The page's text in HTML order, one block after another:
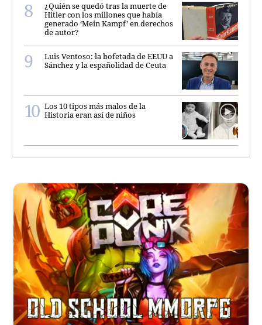
¿Quién se quedó tras la muerte de
Hitler con los millones que había
generado ‘Mein Kampf’ en derechos
de autor?
Luis Ventoso: la bofetada de EEUU a
Sánchez y la españolidad de Ceuta
Los 10 tipos más malos de la
Historia eran así de niños